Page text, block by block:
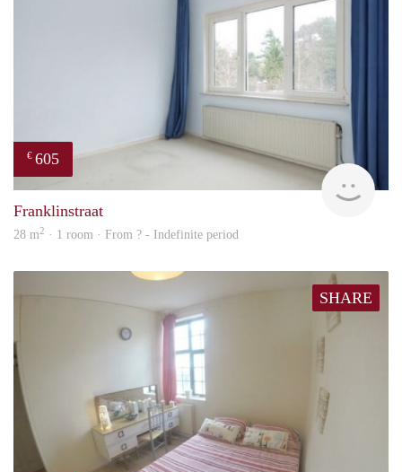
€ 605
Franklinstraat
28 m2 · 1 room · From ? - Indefinite period
SHARE